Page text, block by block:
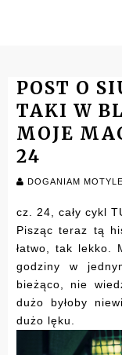
POST O
TAKI W
MOJE
24
DOGANIAM MOTYLE
cz. 24, cały cykl
Pisząc teraz tą
łatwo, tak lekko.
godziny w
bieżąco, nie
dużo byłoby
dużo lęku.